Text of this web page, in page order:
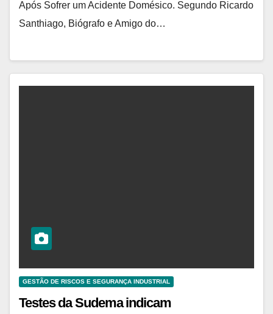
Após Sofrer um Acidente Domésico. Segundo Ricardo
Santhiago, Biógrafo e Amigo do…
GESTÃO DE RISCOS E SEGURANÇA INDUSTRIAL
Testes da Sudema indicam